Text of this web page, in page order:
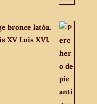
bronce latón.
XV Luis XVI.